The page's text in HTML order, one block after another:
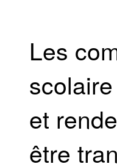
Les
et
être